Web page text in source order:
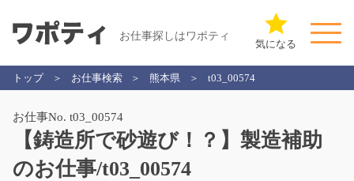
お仕事探しはワポティ
気になる
トップ お仕事検索 熊本県 t03_00574
お仕事No. t03_00574
【鋳造所で砂遊び！？】製造補助
のお仕事/t03_00574